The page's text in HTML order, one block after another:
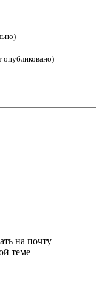
опубликовано)
на почту
теме